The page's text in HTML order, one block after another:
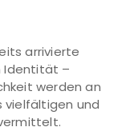
arrivierte
Identität –
werden an
vielfältigen und